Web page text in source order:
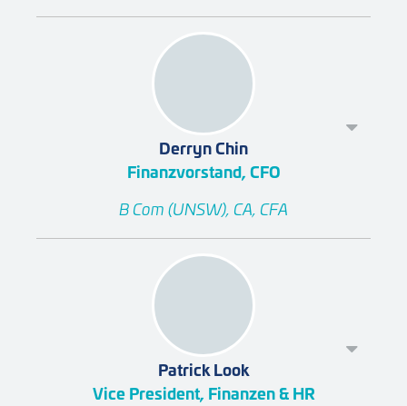
Derryn Chin
Finanzvorstand, CFO
B Com (UNSW), CA, CFA
Patrick Look
Vice President, Finanzen & HR